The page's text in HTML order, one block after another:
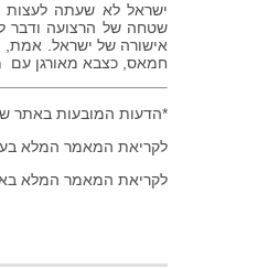
ישראל לא שעתה לעצות
שטחה של הרצועה ודבר
אישורה של ישראל. אמת,
חמאס, כצבא מאורגן עם
*הדעות המובעות באתר
לקריאת המאמר המלא
לקריאת המאמר המלא